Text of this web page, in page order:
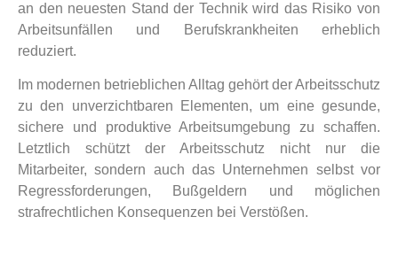
an den neuesten Stand der Technik wird das Risiko von
Arbeitsunfällen und Berufskrankheiten erheblich
reduziert.
Im modernen betrieblichen Alltag gehört der Arbeitsschutz
zu den unverzichtbaren Elementen, um eine gesunde,
sichere und produktive Arbeitsumgebung zu schaffen.
Letztlich schützt der Arbeitsschutz nicht nur die
Mitarbeiter, sondern auch das Unternehmen selbst vor
Regressforderungen, Bußgeldern und möglichen
strafrechtlichen Konsequenzen bei Verstößen.